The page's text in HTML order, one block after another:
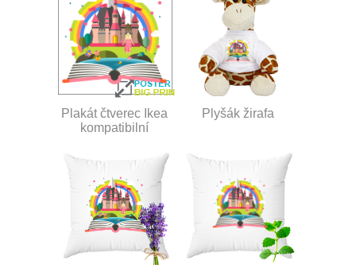
Plakát čtverec Ikea
kompatibilní
Plyšák žirafa